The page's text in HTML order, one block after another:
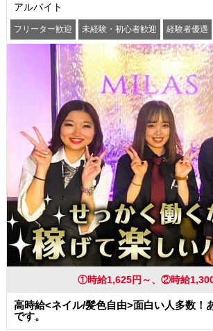
アルバイト
フリーター歓迎 未経験・初心者歓迎 経験者優遇
学歴(中卒・高卒)不問 友達と一緒に応募OK 昇給
ネイルOK まかない・食事補助
①時給1,625円～、②時給
高時給<ネイル/髪色自由>面白い人多数！
です。